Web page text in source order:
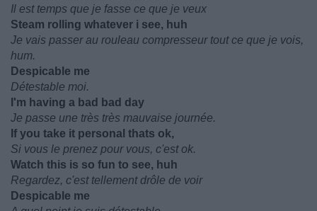
Il est temps que je fasse ce que je veux
Steam rolling whatever i see, huh
Je vais passer au rouleau compresseur tout ce que je vois,
hum.
Despicable me
Détestable moi.
I'm having a bad bad day
Je passe une très très mauvaise journée.
If you take it personal thats ok,
Si vous le prenez pour vous, c'est ok.
Watch this is so fun to see, huh
Regardez, c'est tellement drôle de voir
Despicable me